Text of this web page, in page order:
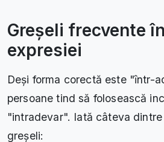
Greșeli frecvente
expresiei
Deși forma corectă este "ȋntr-
persoane tind să folosească
"intradevar". Iată câteva
greșeli: